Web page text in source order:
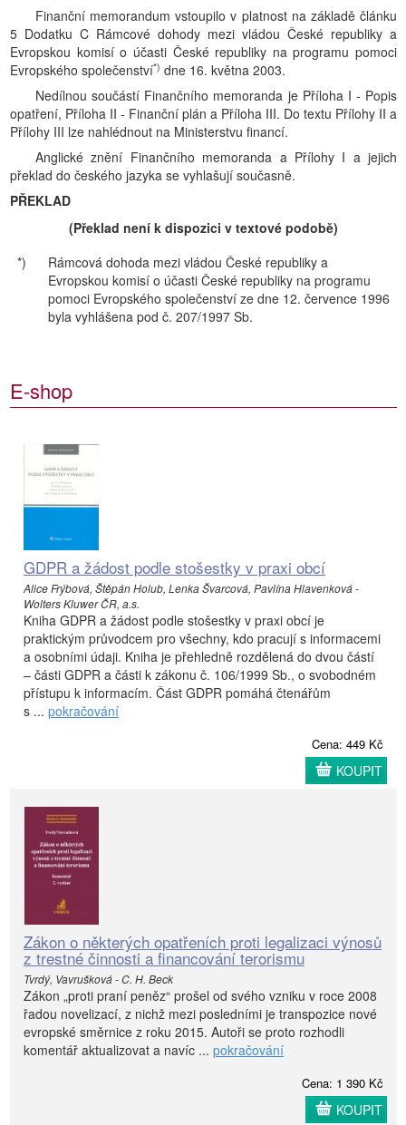
Finanční memorandum vstoupilo v platnost na základě článku
5 Dodatku C Rámcové dohody mezi vládou České republiky a
Evropskou komisí o účasti České republiky na programu pomoci
Evropského společenství*) dne 16. května 2003.
Nedílnou součástí Finančního memoranda je Příloha I - Popis
opatření, Příloha II - Finanční plán a Příloha III. Do textu Přílohy II a
Přílohy III lze nahlédnout na Ministerstvu financí.
Anglické znění Finančního memoranda a Přílohy I a jejich
překlad do českého jazyka se vyhlašují současně.
PŘEKLAD
(Překlad není k dispozici v textové podobě)
*)
Rámcová dohoda mezi vládou České republiky a
Evropskou komisí o účasti České republiky na programu
pomoci Evropského společenství ze dne 12. července 1996
byla vyhlášena pod č. 207/1997 Sb.
E-shop
GDPR a žádost podle stošestky v praxi obcí
Alice Frýbová, Štěpán Holub, Lenka Švarcová, Pavlína Hlavenková -
Wolters Kluwer ČR, a.s.
Kniha GDPR a žádost podle stošestky v praxi obcí je
praktickým průvodcem pro všechny, kdo pracují s informacemi
a osobními údaji. Kniha je přehledně rozdělená do dvou částí
– části GDPR a části k zákonu č. 106/1999 Sb., o svobodném
přístupu k informacím. Část GDPR pomáhá čtenářům
s ... pokračování
Cena: 449 Kč
KOUPIT
Zákon o některých opatřeních proti legalizaci výnosů
z trestné činnosti a financování terorismu
Tvrdý, Vavrušková - C. H. Beck
Zákon „proti praní peněz“ prošel od svého vzniku v roce 2008
řadou novelizací, z nichž mezi posledními je transpozice nové
evropské směrnice z roku 2015. Autoři se proto rozhodli
komentář aktualizovat a navíc ... pokračování
Cena: 1 390 Kč
KOUPIT